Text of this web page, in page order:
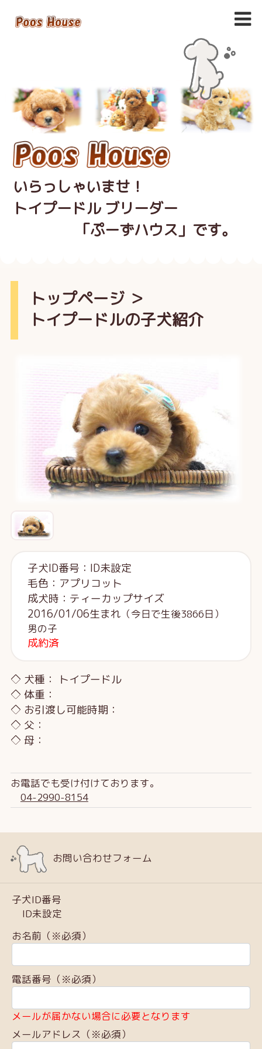
いらっしゃいませ！
トイプードル ブリーダー
「ぷーずハウス」です。
トップページ＞
トイプードルの子犬紹介
子犬ID番号：ID未設定
毛色：アプリコット
成犬時：ティーカップサイズ
2016/01/06生まれ （今日で生後3866日）
男の子
成約済
◇ 犬種： トイプードル
◇ 体重：
◇ お引渡し可能時期：
◇ 父：
◇ 母：
お電話でも受け付けております。
04-2990-8154
お問い合わせフォーム
子犬ID番号
ID未設定
お名前（※必須）
電話番号（※必須）
メールが届かない場合に必要となります
メールアドレス（※必須）